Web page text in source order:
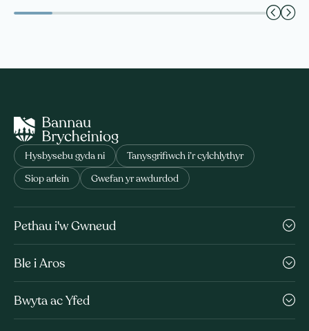
Hysbysebu gyda ni Tanysgrifiwch i’r cylchlythyr
Siop arlein Gwefan yr awdurdod
Pethau i'w Gwneud
Ble i Aros
Bwyta ac Yfed